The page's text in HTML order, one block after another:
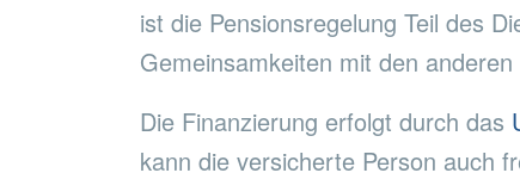
ist die Pensionsregelung Teil des
Gemeinsamkeiten mit den
Die Finanzierung erfolgt durch das
kann die versicherte Person auch